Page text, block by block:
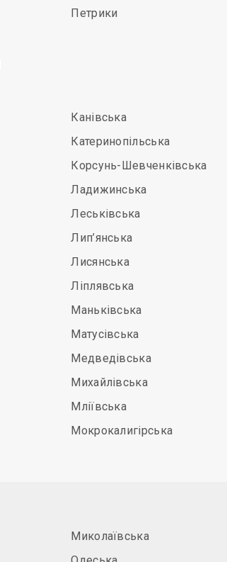
Петрики
Канівська
Катеринопільська
Корсунь-Шевченківська
Ладижинська
Леськівська
Лип’янська
Лисянська
Ліплявська
Маньківська
Матусівська
Медведівська
Михайлівська
Мліївська
Мокрокалигірська
Миколаївська